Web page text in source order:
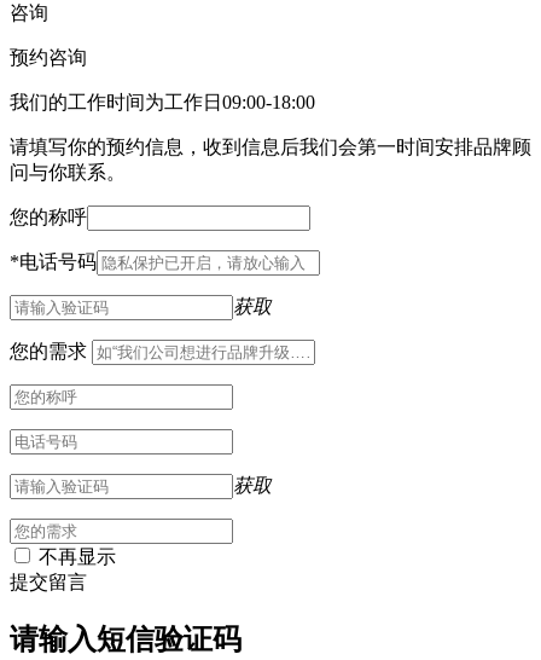
咨询
预约咨询
我们的工作时间为工作日09:00-18:00
请填写你的预约信息，收到信息后我们会第一时间安排品牌顾
问与你联系。
您的称呼
*电话号码
获取
您的需求
获取
不再显示
提交留言
请输入短信验证码